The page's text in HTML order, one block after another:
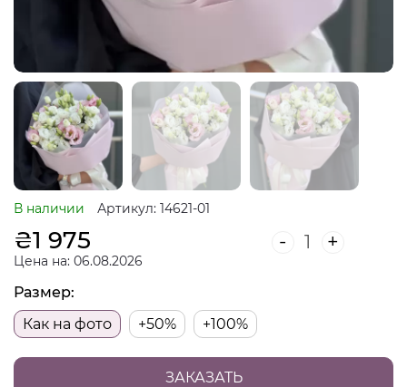
В наличии Артикул: 14621-01
₴1 975
Цена на: 06.08.2026
- +
ЗАКАЗАТЬ
Размер:
Как на фото
+50% +100%